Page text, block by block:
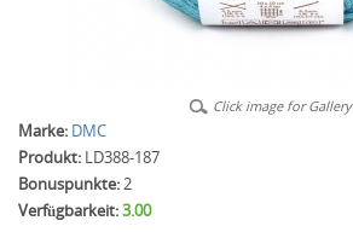
Click image for Gallery
Marke: DMC
Produkt: LD388-187
Bonuspunkte:2
Verfügbarkeit:3.00